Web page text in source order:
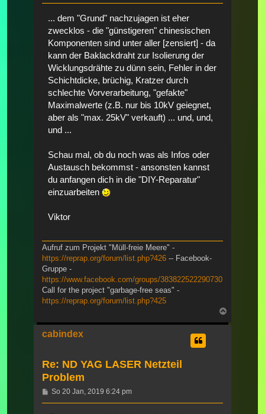
... dem "Grund" nachzujagen ist eher
zwecklos - die "günstigeren" chinesischen
Komponenten sind unter aller [zensiert] - da
kann der Baklackdraht zur Isolierung der
Wicklungsdrähte zu dünn sein, Fehler in der
Schichtdicke, brüchig, Kratzer durch
schlechte Vorverarbeitung, "gefakte"
Maximalwerte (z.B. nur bis 10kV geiegnet,
aber als "max. 25kV" verkauft) ... und, und,
und ...
Schau mal, ob du noch was als Infos oder
Austausch bekommst - ansonsten kannst
du anfangen dich in die "DIY-Reparatur"
einzuarbeiten
Viktor
Aufruf zum Projekt "Müll-freie Meere" -
https://reprap.org/forum/list.php?426 -- Facebook-
Gruppe -
https://www.facebook.com/groups/383822522290730
Call for the project "garbage-free seas" -
https://reprap.org/forum/list.php?425
cabindex
Re: ND YAG LASER Netzteil
Problem
Beitrag
So 20 Jan, 2019 6:24 pm